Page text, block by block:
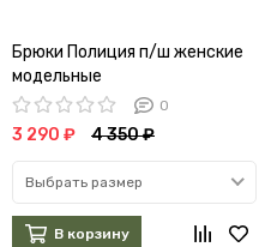
Брюки Полиция п/ш женские
модельные
0
3 290 ₽ 4 350 ₽
Выбрать размер
В корзину